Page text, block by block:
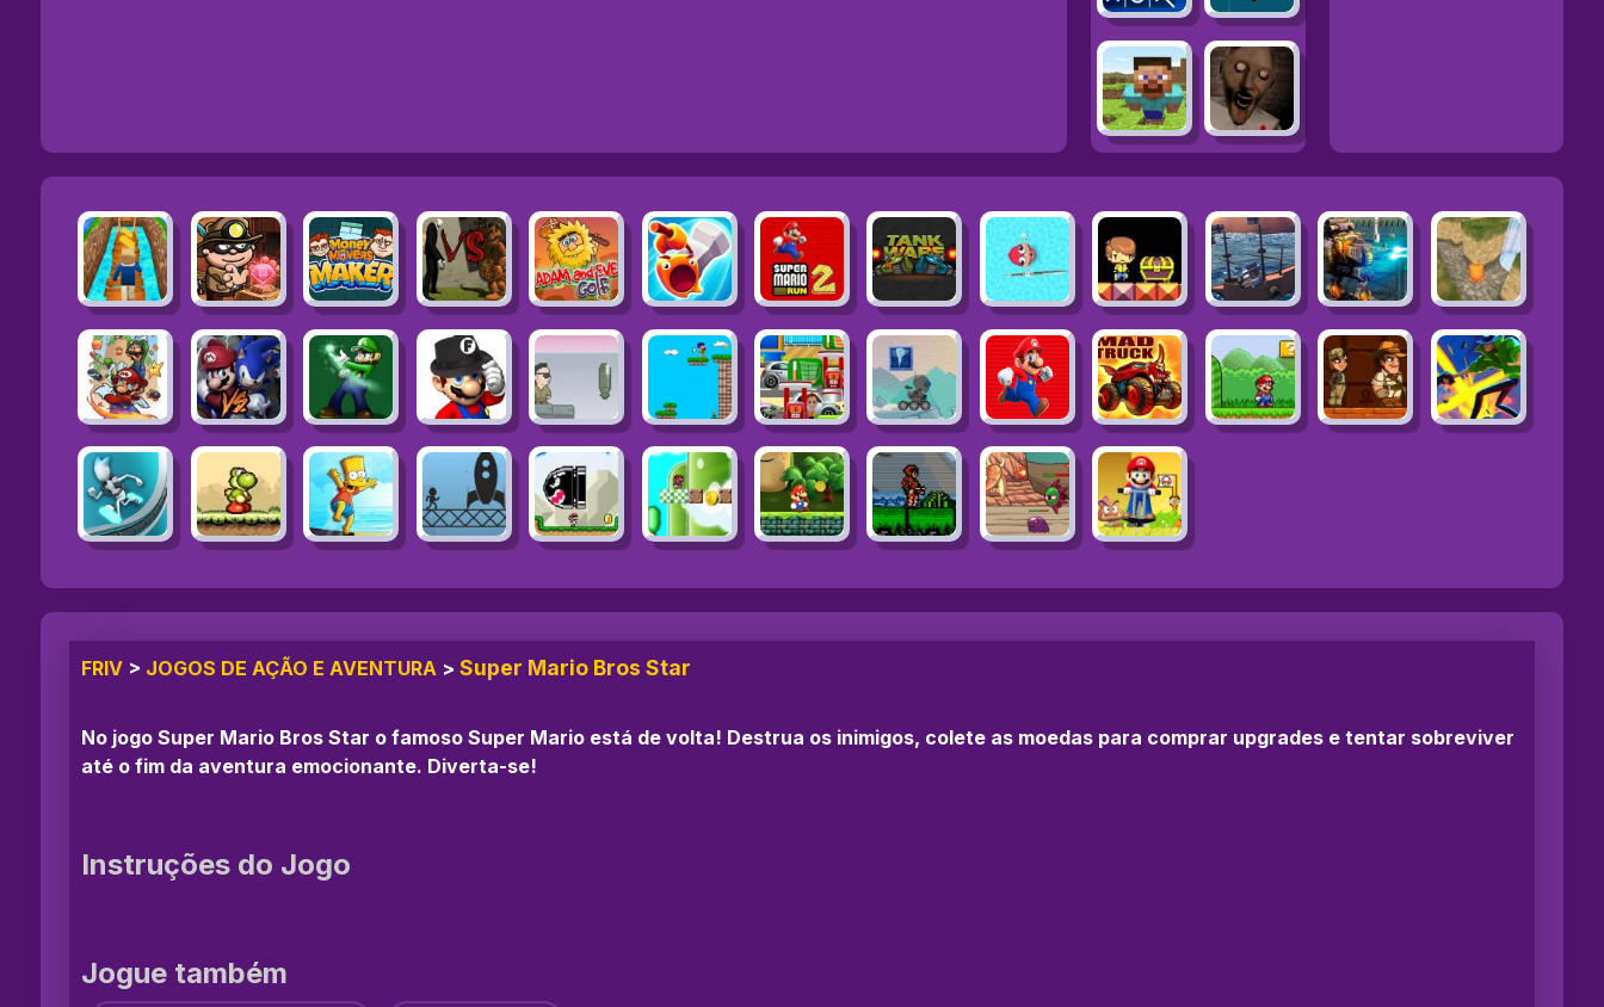
FRIV > JOGOS DE AÇÃO E AVENTURA > Super Mario Bros Star
No jogo Super Mario Bros Star o famoso Super Mario está de volta! Destrua os inimigos, colete as moedas para comprar upgrades e tentar sobreviver
até o fim da aventura emocionante. Diverta-se!
Instruções do Jogo
Jogue também